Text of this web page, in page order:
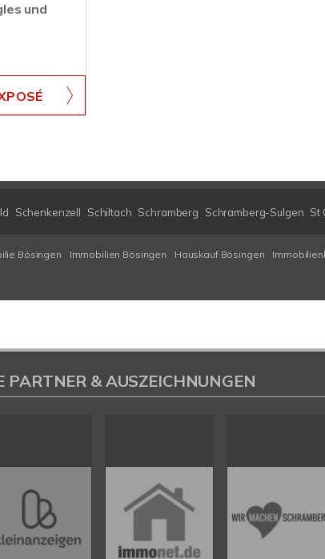
und
Schenkenzell Schiltach Schramberg Schramberg-Sulgen St
Bösingen Immobilien Bösingen Hauskauf Bösingen
PARTNER & AUSZEICHNUNGEN